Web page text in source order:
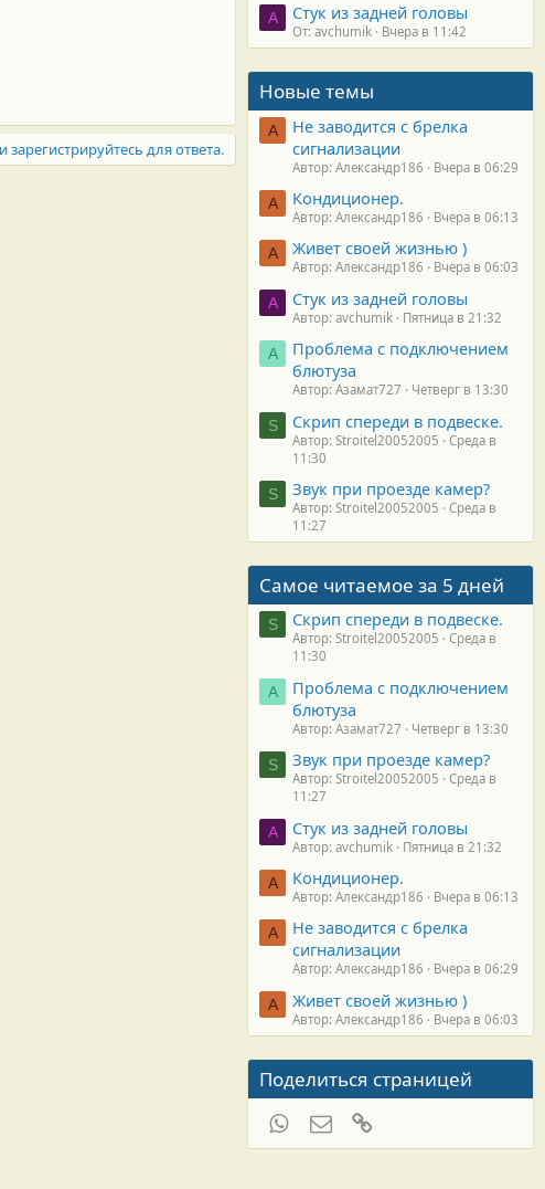
зарегистрируйтесь для ответа.
A Стук из задней головы
От: avchumik Вчера в 11:42
Новые темы
А
Не заводится с брелка
сигнализации
Автор: Александр186 Вчера в 06:29
А Кондиционер.
Автор: Александр186 Вчера в 06:13
А Живет своей жизнью )
Автор: Александр186 Вчера в 06:03
A Стук из задней головы
Автор: avchumik Пятница в 21:32
А
Проблема с подключением
блютуза
Автор: Азамат727 Четверг в 13:30
S Скрип спереди в подвеске.
Автор: Stroitel20052005
Среда в
11:30
S Звук при проезде камер?
Автор: Stroitel20052005
Среда в
11:27
Самое читаемое за 5 дней
S Скрип спереди в подвеске.
Автор: Stroitel20052005
Среда в
11:30
А
Проблема с подключением
блютуза
Автор: Азамат727 Четверг в 13:30
S Звук при проезде камер?
Автор: Stroitel20052005
Среда в
11:27
A Стук из задней головы
Автор: avchumik Пятница в 21:32
А Кондиционер.
Автор: Александр186 Вчера в 06:13
А
Не заводится с брелка
сигнализации
Автор: Александр186 Вчера в 06:29
А Живет своей жизнью )
Автор: Александр186 Вчера в 06:03
Поделиться страницей
WhatsAppЭлектронная почта